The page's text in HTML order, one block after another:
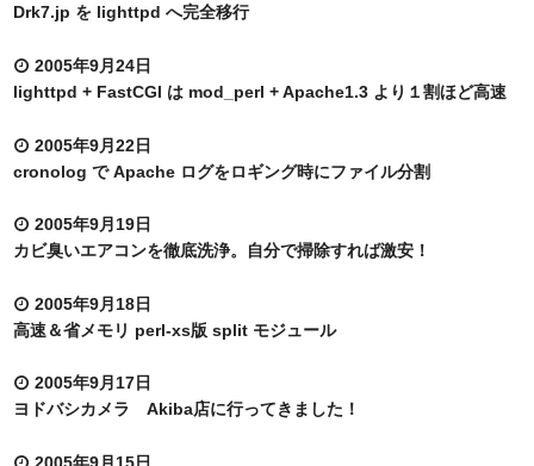
Drk7.jp を lighttpd へ完全移行
2005年9月24日
lighttpd + FastCGI は mod_perl + Apache1.3 より１割ほど高速
2005年9月22日
cronolog で Apache ログをロギング時にファイル分割
2005年9月19日
カビ臭いエアコンを徹底洗浄。自分で掃除すれば激安！
2005年9月18日
高速＆省メモリ perl-xs版 split モジュール
2005年9月17日
ヨドバシカメラ Akiba店に行ってきました！